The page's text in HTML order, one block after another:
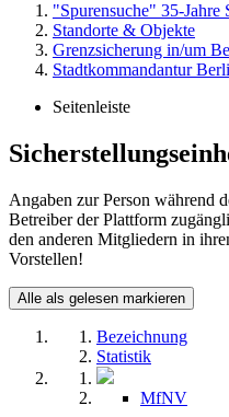
"Spurensuche" 35-Jahre
Standorte & Objekte
Grenzsicherung in/um
Stadtkommandantur
Seitenleiste
Angaben zur Person während
Betreiber der Plattform
den anderen Mitgliedern in
Vorstellen!
Alle als gelesen markieren
Bezeichnung
Statistik
MfNV